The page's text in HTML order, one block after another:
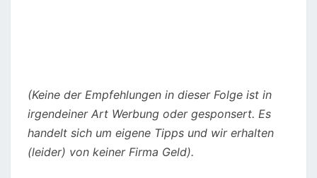
(Keine der Empfehlungen in dieser Folge ist in
irgendeiner Art Werbung oder gesponsert. Es
handelt sich um eigene Tipps und wir erhalten
(leider) von keiner Firma Geld).